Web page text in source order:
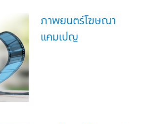
ภาพยนตร์โฆษณา
แคมเปญ